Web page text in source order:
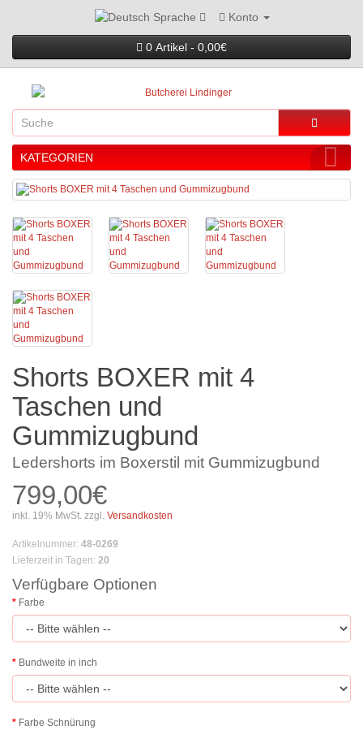
Sprache Konto
0 Artikel - 0,00€
KATEGORIEN
Shorts BOXER mit 4
Taschen und
Gummizugbund
Ledershorts im Boxerstil mit Gummizugbund
799,00€
inkl. 19% MwSt. zzgl. Versandkosten
Artikelnummer: 48-0269
Lieferzeit in Tagen: 20
Verfügbare Optionen
Farbe
Bundweite in inch
Farbe Schnürung